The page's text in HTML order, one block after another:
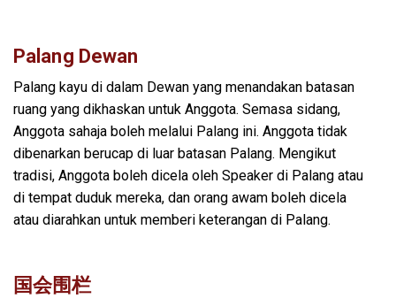
Palang Dewan
Palang kayu di dalam Dewan yang menandakan batasan
ruang yang dikhaskan untuk Anggota. Semasa sidang,
Anggota sahaja boleh melalui Palang ini. Anggota tidak
dibenarkan berucap di luar batasan Palang. Mengikut
tradisi, Anggota boleh dicela oleh Speaker di Palang atau
di tempat duduk mereka, dan orang awam boleh dicela
atau diarahkan untuk memberi keterangan di Palang.
国会围栏